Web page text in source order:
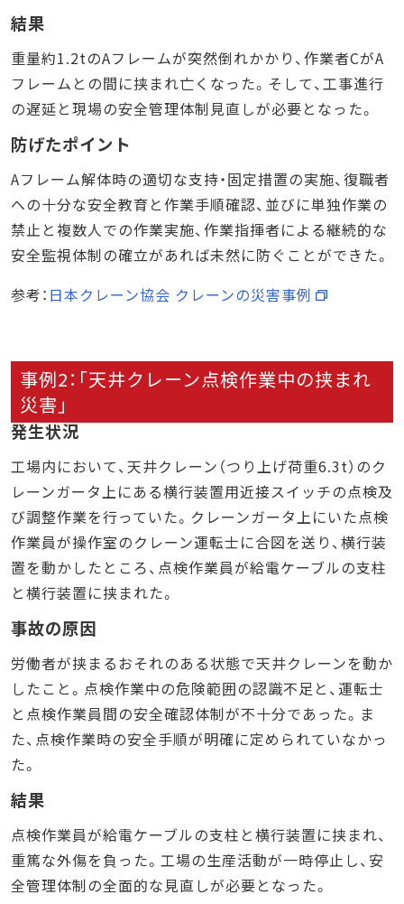
結果
重量約1.2tのAフレームが突然倒れかかり、作業者CがA
フレームとの間に挟まれ亡くなった。そして、工事進行
の遅延と現場の安全管理体制見直しが必要となった。
防げたポイント
Aフレーム解体時の適切な支持・固定措置の実施、復職者
への十分な安全教育と作業手順確認、並びに単独作業の
禁止と複数人での作業実施、作業指揮者による継続的な
安全監視体制の確立があれば未然に防ぐことができた。
参考： 日本クレーン協会 クレーンの災害事例
事例2：「天井クレーン点検作業中の挟まれ
災害」
発生状況
工場内において、天井クレーン（つり上げ荷重6.3t）のク
レーンガータ上にある横行装置用近接スイッチの点検及
び調整作業を行っていた。クレーンガータ上にいた点検
作業員が操作室のクレーン運転士に合図を送り、横行装
置を動かしたところ、点検作業員が給電ケーブルの支柱
と横行装置に挟まれた。
事故の原因
労働者が挟まるおそれのある状態で天井クレーンを動か
したこと。点検作業中の危険範囲の認識不足と、運転士
と点検作業員間の安全確認体制が不十分であった。ま
た、点検作業時の安全手順が明確に定められていなかっ
た。
結果
点検作業員が給電ケーブルの支柱と横行装置に挟まれ、
重篤な外傷を負った。工場の生産活動が一時停止し、安
全管理体制の全面的な見直しが必要となった。